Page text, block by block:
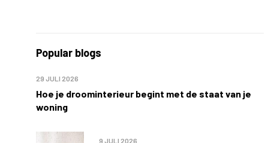
Popular blogs
Hoe je droominterieur begint met de staat van je
woning
29 JULI 2026
9 JULI 2026